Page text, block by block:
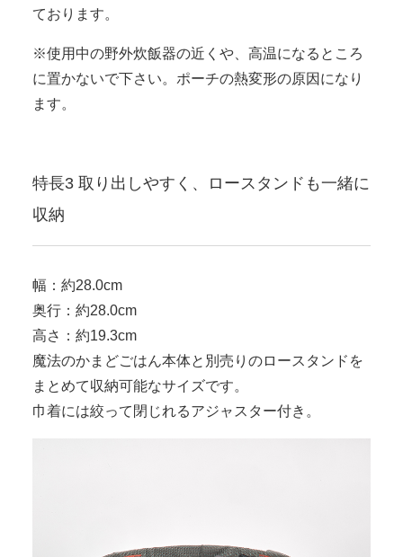
ております。
※使用中の野外炊飯器の近くや、高温になるところ
に置かないで下さい。ポーチの熱変形の原因になり
ます。
特長3 取り出しやすく、ロースタンドも一緒に
収納
幅：約28.0cm
奥行：約28.0cm
高さ：約19.3cm
魔法のかまどごはん本体と別売りのロースタンドを
まとめて収納可能なサイズです。
巾着には絞って閉じれるアジャスター付き。